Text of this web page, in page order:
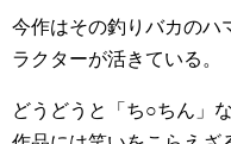
今作はその釣りバカのハ
ラクターが活きている。
どうどうと「ち○ちん」